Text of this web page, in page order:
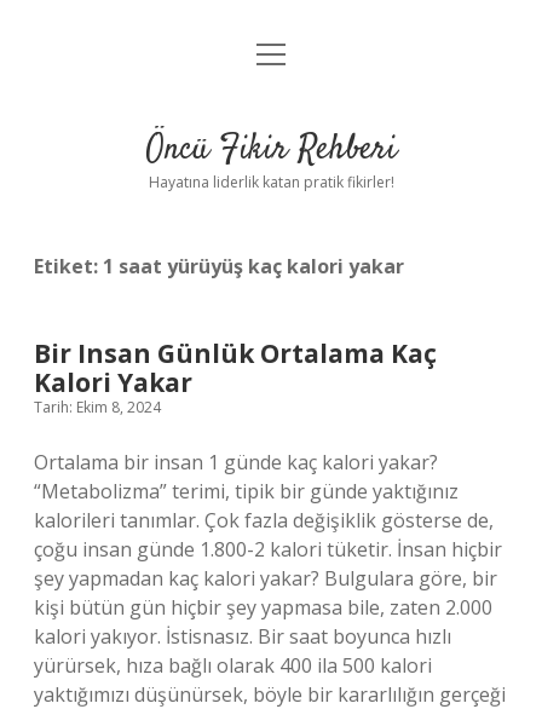
Anasayfa
Yasal Uyarı
menüyü
Öncü Fikir Rehberi
Hayatına liderlik katan pratik fikirler!
Etiket: 1 saat yürüyüş kaç kalori yakar
Bir Insan Günlük Ortalama Kaç
Kalori Yakar
Tarih: Ekim 8, 2024
Ortalama bir insan 1 günde kaç kalori yakar?
“Metabolizma” terimi, tipik bir günde yaktığınız
kalorileri tanımlar. Çok fazla değişiklik gösterse de,
çoğu insan günde 1.800-2 kalori tüketir. İnsan hiçbir
şey yapmadan kaç kalori yakar? Bulgulara göre, bir
kişi bütün gün hiçbir şey yapmasa bile, zaten 2.000
kalori yakıyor. İstisnasız. Bir saat boyunca hızlı
yürürsek, hıza bağlı olarak 400 ila 500 kalori
yaktığımızı düşünürsek, böyle bir kararlılığın gerçeği